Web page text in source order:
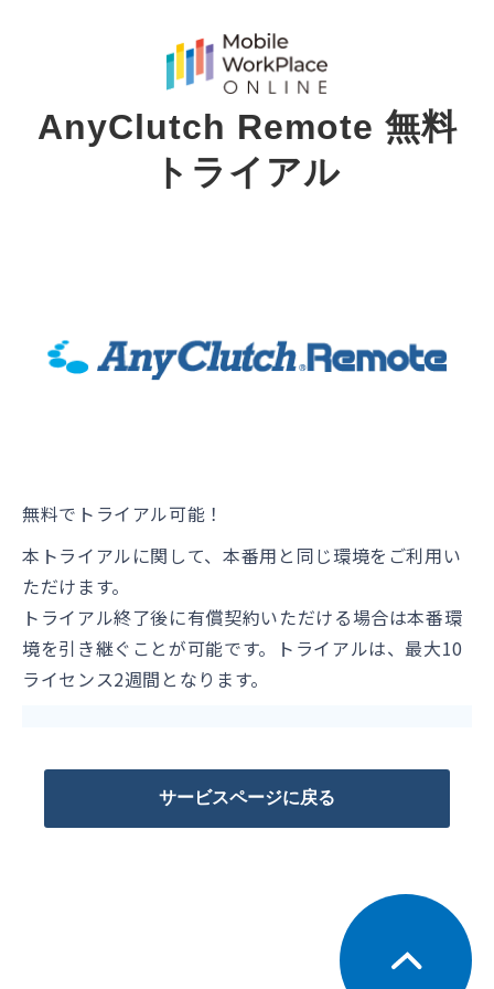
AnyClutch Remote 無料
トライアル
無料でトライアル可能！
本トライアルに関して、本番用と同じ環境をご利用い
ただけます。
トライアル終了後に有償契約いただける場合は本番環
境を引き継ぐことが可能です。トライアルは、最大10
ライセンス2週間となります。
サービスページに戻る